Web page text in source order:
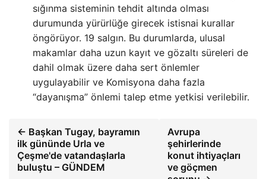
sığınma sisteminin tehdit altında olması
durumunda yürürlüğe girecek istisnai kurallar
öngörüyor. 19 salgın. Bu durumlarda, ulusal
makamlar daha uzun kayıt ve gözaltı süreleri de
dahil olmak üzere daha sert önlemler
uygulayabilir ve Komisyona daha fazla
“dayanışma” önlemi talep etme yetkisi verilebilir.
← Başkan Tugay, bayramın
ilk gününde Urla ve
Çeşme'de vatandaşlarla
buluştu – GÜNDEM
Avrupa
şehirlerinde
konut ihtiyaçları
ve göçmen